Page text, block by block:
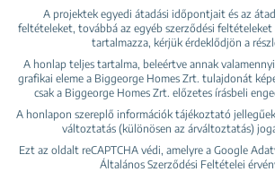
A projektek egyedi átadási időpontjait és az
feltételeket, továbbá az egyéb szerződési feltételeket
tartalmazza, kérjük érdeklődjön a
A honlap teljes tartalma, beleértve annak
grafikai eleme a Biggeorge Homes Zrt. tulajdonát
csak a Biggeorge Homes Zrt. előzetes írásbeli
A honlapon szereplő információk tájékoztató
változtatás (különösen az árváltoztatás)
Ezt az oldalt reCAPTCHA védi, amelyre a Google
Általános Szerződési Feltételei